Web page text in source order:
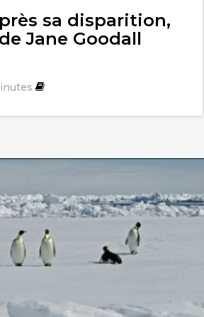
sa disparition,
Jane Goodall